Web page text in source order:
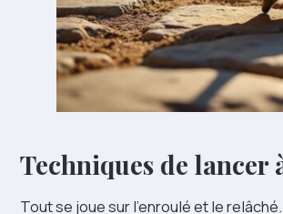
Techniques de
Tout se joue sur l’enroulé et le